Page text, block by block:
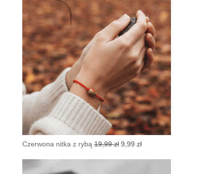
Czerwona nitka z rybą 19,99zł Pierwotna
9,99 złAktualna